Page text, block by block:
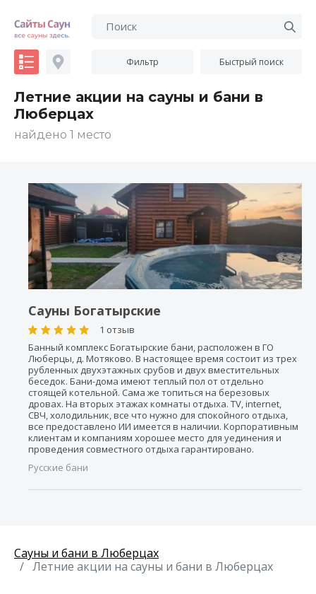
Фильтр Быстрый поиск
Летние акции на сауны и бани в
Люберцах
найдено 1 место
Сауны Богатырские
1 отзыв
Банный комплекс Богатырские бани, расположен в ГО
Люберцы, д. Мотяково. В настоящее время состоит из трех
рубленных двухэтажных срубов и двух вместительных
беседок. Бани-дома имеют теплый пол от отдельно
стоящей котельной. Сама же топиться на березовых
дровах. На вторых этажах комнаты отдыха. TV, internet,
СВЧ, холодильник, все что нужно для спокойного отдыха,
все предоставлено ИИ имеется в наличии. Корпоративным
клиентам и компаниям хорошее место для уединения и
проведения совместного отдыха гарантировано.
Русские бани
Сауны и бани в Люберцах
Летние акции на сауны и бани в Люберцах